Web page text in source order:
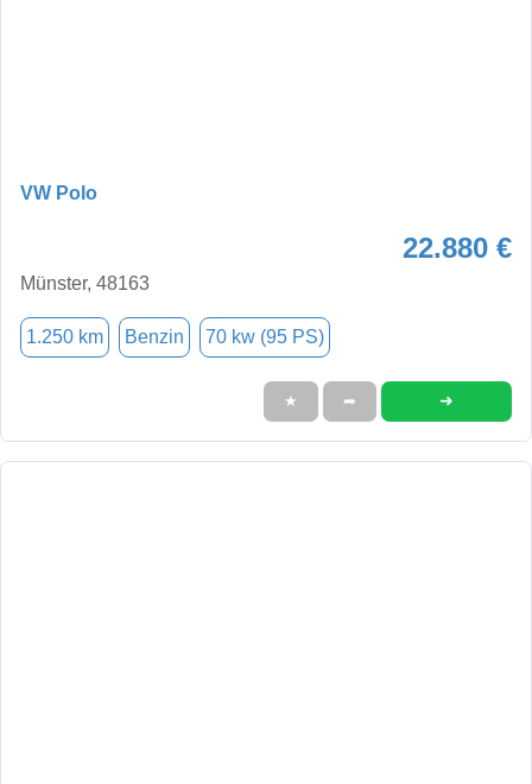
VW Polo
22.880 €
Münster, 48163
1.250 km Benzin 70 kw (95 PS)
★ ➦ ➜